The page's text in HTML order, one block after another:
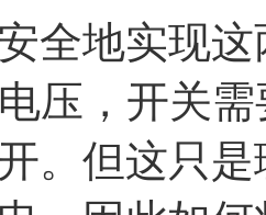
全地实现
压，开关
。但这只